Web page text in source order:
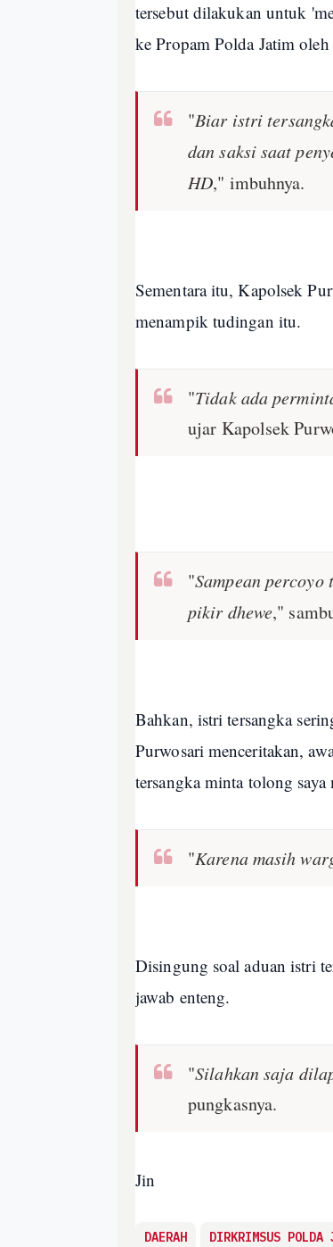
tersebut dilakukan untuk
ke Propam Polda Jatim
"Biar istri
dan saksi saat
HD," imbuhnya.
Sementara itu, Kapolsek
menampik tudingan itu.
"Tidak ada
ujar Kapolsek
"Sampean percoyo
pikir dhewe,"
Bahkan, istri tersangka
Purwosari menceritakan,
tersangka minta tolong
"Karena masih
Disingung soal aduan istri
jawab enteng.
"Silahkan saja
pungkasnya.
Jin
DAERAH DIRKRIMSUS POLDA